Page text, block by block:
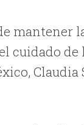
mantener
cuidado
Claudia